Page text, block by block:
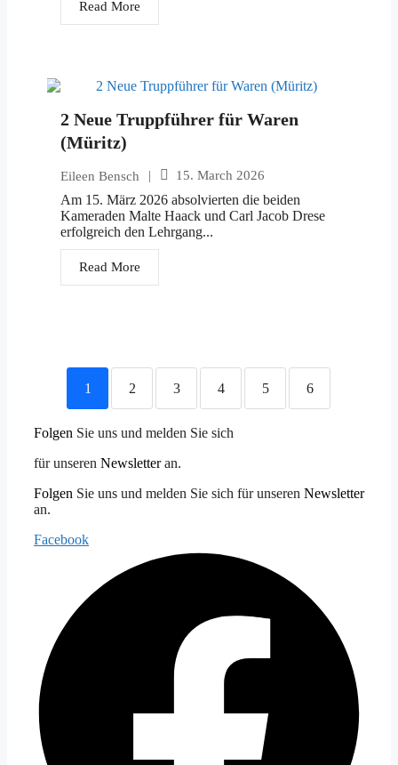
Read More
2 Neue Truppführer für Waren
(Müritz)
Eileen Bensch | 15. March 2026
Am 15. März 2026 absolvierten die beiden
Kameraden Malte Haack und Carl Jacob Drese
erfolgreich den Lehrgang...
Read More
1 2 3 4 5 6
Folgen Sie uns und melden Sie sich
für unseren Newsletteran.
Folgen Sie uns und melden Sie sich für unseren Newsletter
an.
Facebook